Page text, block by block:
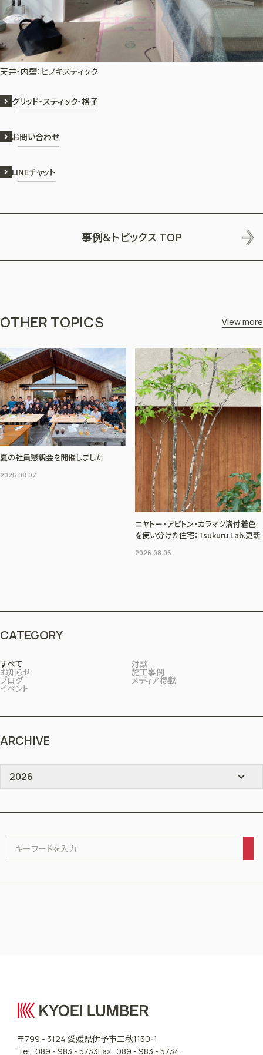
天井・内壁：ヒノキスティック
グリッド・スティック・格子
お問い合わせ
LINEチャット
事例＆トピックス TOP
OTHER TOPICS View more
夏の社員懇親会を開催しました
2026.08.07
ニヤトー・アピトン・カラマツ溝付着色
を使い分けた住宅：Tsukuru Lab.更新
2026.08.06
CATEGORY
すべて 対談
お知らせ 施工事例
ブログ メディア掲載
イベント
ARCHIVE
〒799 - 3124 愛媛県伊予市三秋1130-1
Tel . 089 - 983 - 5733Fax . 089 - 983 - 5734